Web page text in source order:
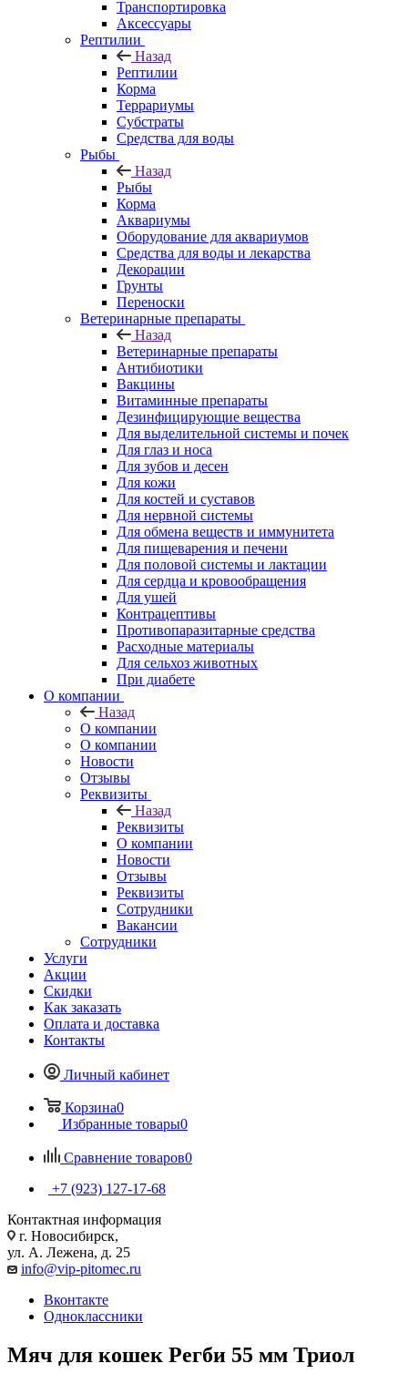
Транспортировка
Аксессуары
Рептилии
Назад
Рептилии
Корма
Террариумы
Субстраты
Средства для воды
Рыбы
Назад
Рыбы
Корма
Аквариумы
Оборудование для аквариумов
Средства для воды и лекарства
Декорации
Грунты
Переноски
Ветеринарные препараты
Назад
Ветеринарные препараты
Антибиотики
Вакцины
Витаминные препараты
Дезинфицирующие вещества
Для выделительной системы и почек
Для глаз и носа
Для зубов и десен
Для кожи
Для костей и суставов
Для нервной системы
Для обмена веществ и иммунитета
Для пищеварения и печени
Для половой системы и лактации
Для сердца и кровообращения
Для ушей
Контрацептивы
Противопаразитарные средства
Расходные материалы
Для сельхоз животных
При диабете
О компании
Назад
О компании
О компании
Новости
Отзывы
Реквизиты
Назад
Реквизиты
О компании
Новости
Отзывы
Реквизиты
Сотрудники
Вакансии
Сотрудники
Услуги
Акции
Скидки
Как заказать
Оплата и доставка
Контакты
Личный кабинет
Корзина0
Избранные товары0
Сравнение товаров0
+7 (923) 127-17-68
Контактная информация
г. Новосибирск,
ул. А. Лежена, д. 25
info@vip-pitomec.ru
Вконтакте
Одноклассники
Мяч для кошек Регби 55 мм Триол